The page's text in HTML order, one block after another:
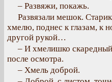
– Развяжи, покажь.
Развязали мешок.
хмелю, поднес к глазам, к
другой рукой…
– И хмелишко
после осмотра.
– Хмель доброй.